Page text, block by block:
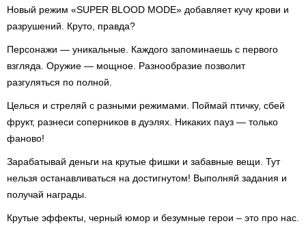
Новый режим «SUPER BLOOD MODE» добавляет кучу крови и
разрушений. Круто, правда?
Персонажи — уникальные. Каждого запоминаешь с первого
взгляда. Оружие — мощное. Разнообразие позволит
разгуляться по полной.
Целься и стреляй с разными режимами. Поймай птичку, сбей
фрукт, разнеси соперников в дуэлях. Никаких пауз — только
фаново!
Зарабатывай деньги на крутые фишки и забавные вещи. Тут
нельзя останавливаться на достигнутом! Выполняй задания и
получай награды.
Крутые эффекты, черный юмор и безумные герои – это про нас.